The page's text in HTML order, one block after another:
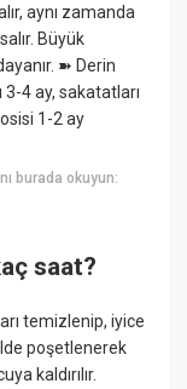
aynı zamanda
Büyük
➽ Derin
4 ay, sakatatları
1-2 ay
burada okuyun:
saat?
temizlenip, iyice
poşetlenerek
kaldırılır.